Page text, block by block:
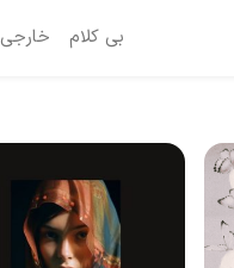
بی کلام خارجی